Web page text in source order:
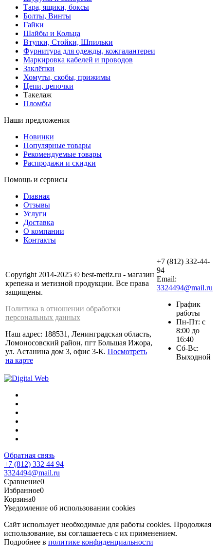
Тара, ящики, боксы
Болты, Винты
Гайки
Шайбы и Кольца
Втулки, Стойки, Шпильки
Фурнитура для одежды, кожгалантереи
Маркировка кабелей и проводов
Заклёпки
Хомуты, скобы, прижимы
Цепи, цепочки
Такелаж
Пломбы
Наши предложения
Новинки
Популярные товары
Рекомендуемые товары
Распродажи и скидки
Помощь и сервисы
Главная
Отзывы
Услуги
Доставка
О компании
Контакты
Copyright 2014-2025 © best-metiz.ru - магазин
крепежа и метизной продукции. Все права
защищены.
Политика в отношении обработки
персональных данных
Наш адрес: 188531, Ленинградская область,
Ломоносовский район, пгт Большая Ижора,
ул. Астанина дом 3, офис 3-К. Посмотреть
на карте
+7 (812) 332-44-
94
Email:
3324494@mail.ru
График
работы
Пн-Пт: с
8:00 до
16:40
Сб-Вс:
Выходной
Обратная связь
+7 (812) 332 44 94
3324494@mail.ru
Сравнение0
Избранное0
Корзина0
Уведомление об использовании cookies
Сайт использует необходимые для работы cookies. Продолжая
использование, вы соглашаетесь с их применением.
Подробнее в политике конфиденциальности